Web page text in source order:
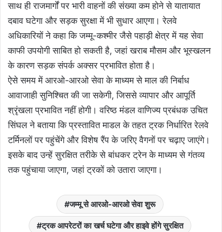
साथ ही राजमार्गों पर भारी वाहनों की संख्या कम होने से यातायात
दबाव घटेगा और सड़क सुरक्षा में भी सुधार आएगा। रेलवे
अधिकारियों ने कहा कि जम्मू-कश्मीर जैसे पहाड़ी क्षेत्र में यह सेवा
काफी उपयोगी साबित हो सकती है, जहां खराब मौसम और भूस्खलन
के कारण सड़क संपर्क अक्सर प्रभावित होता है।
ऐसे समय में आरओ-आरओ सेवा के माध्यम से माल की निर्बाध
आवाजाही सुनिश्चित की जा सकेगी, जिससे व्यापार और आपूर्ति
श्रृंखला प्रभावित नहीं होगी। वरिष्ठ मंडल वाणिज्य प्रबंधक उचित
सिंघल ने बताया कि प्रस्तावित माडल के तहत ट्रक निर्धारित रेलवे
टर्मिनलों पर पहुंचेंगे और विशेष रैंप के जरिए वैगनों पर चढ़ाए जाएंगे।
इसके बाद उन्हें सुरक्षित तरीके से बांधकर ट्रेन के माध्यम से गंतव्य
तक पहुंचाया जाएगा, जहां ट्रकों को उतारा जाएगा।
जम्मू से आरओ-आरओ सेवा शुरू
ट्रक आपरेटरों का खर्च घटेगा और हाइवे होंगे सुरक्षित